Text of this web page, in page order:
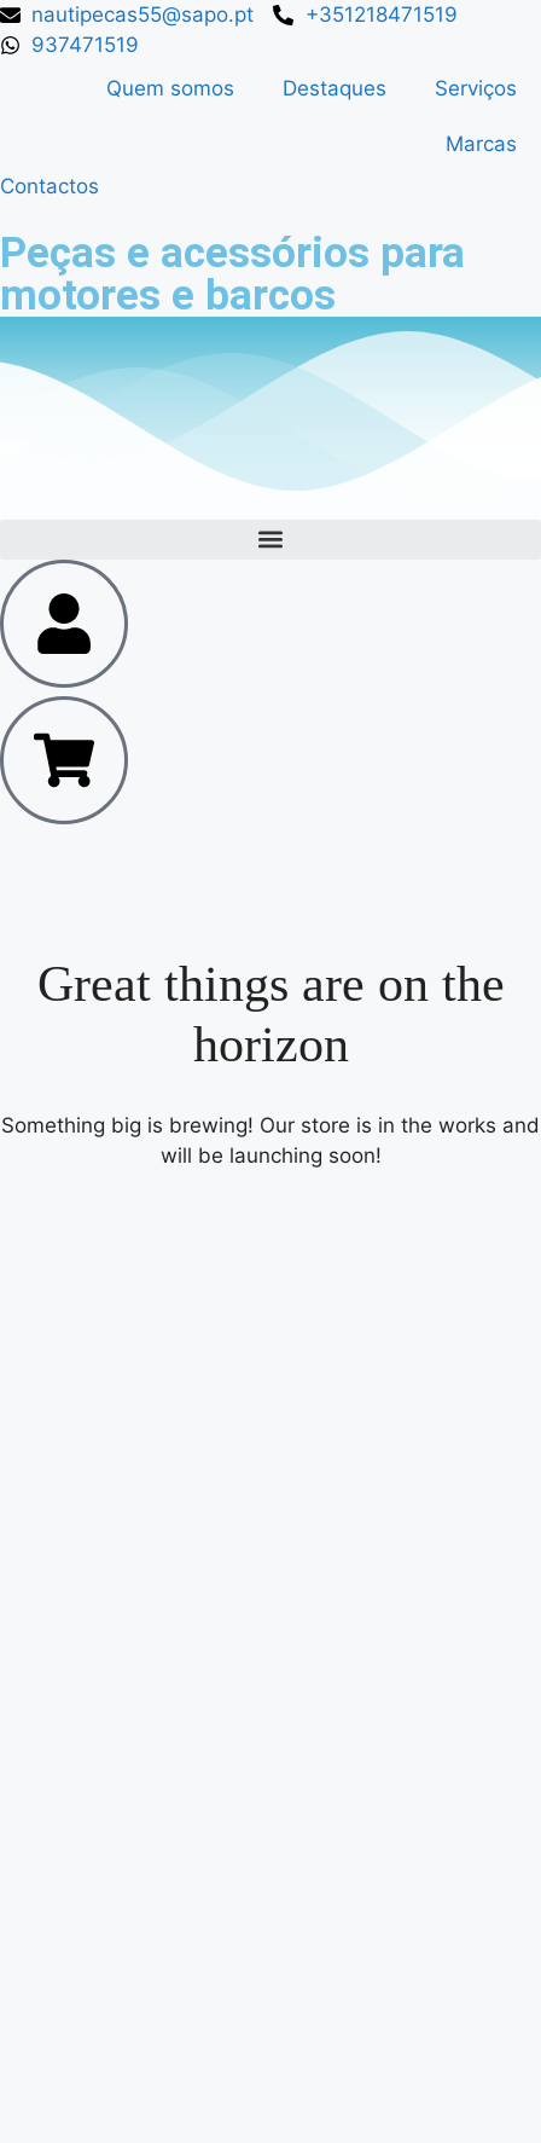
nautipecas55@sapo.pt
+351218471519
937471519
Quem somos
Destaques Serviços
Marcas
Contactos
Peças e acessórios para
motores e barcos
Great things are on the
horizon
Something big is brewing! Our store is in the works and
will be launching soon!